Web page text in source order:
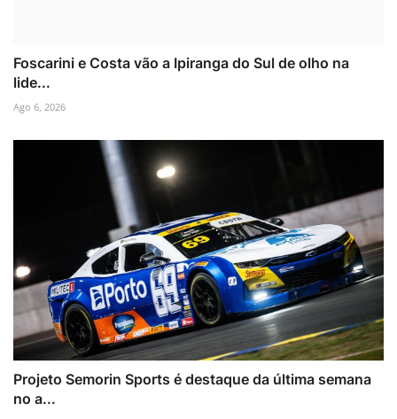
Foscarini e Costa vão a Ipiranga do Sul de olho na
lide...
Ago 6, 2026
Projeto Semorin Sports é destaque da última semana
no a...